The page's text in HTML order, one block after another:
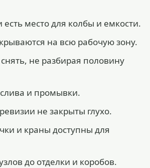
место для колбы и емкости.
на всю рабочую зону.
не разбирая половину
и промывки.
не закрыты глухо.
и краны доступны для
до отделки и коробов.